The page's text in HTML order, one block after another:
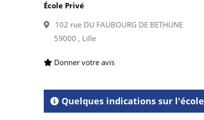
École Privé
102 rue DU FAUBOURG DE BETHUNE
59000 , Lille
Donner votre avis
Quelques indications sur l'école